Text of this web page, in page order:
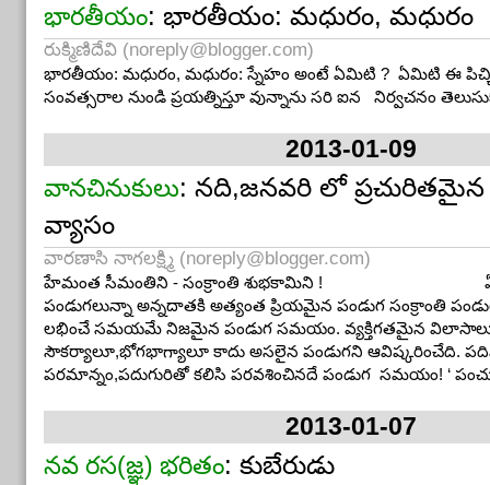
భారతీయం: భారతీయం: మధురం, మధురం
రుక్మిణిదేవి (noreply@blogger.com)
భారతీయం: మధురం, మధురం: స్నేహం అంటే ఏమిటి ? ఏమిటి ఈ పిచ్చి
సంవత్సరాల నుండి ప్రయత్నిస్తూ వున్నాను సరి ఐన నిర్వచనం
2013-01-09
వానచినుకులు: నది,జనవరి లో ప్రచురితమైన
వ్యాసం
వారణాసి నాగలక్ష్మి (noreply@blogger.com)
హేమంత సీమంతిని - సంక్రాంతి శుభకామిని ! ఏటి
పండుగలున్నా అన్నదాతకి అత్యంత ప్రియమైన పండుగ సంక్రాంతి
లభించే సమయమే నిజమైన పండుగ సమయం. వ్యక్తిగతమైన
సౌకర్యాలూ,భోగభాగ్యాలూ కాదు అసలైన పండుగని ఆవిష్కరించేది.
పరమాన్నం,పదుగురితో కలిసి పరవశించినదే పండుగ సమయం! ‘
2013-01-07
నవ రస(జ్ఞ) భరితం: కుబేరుడు